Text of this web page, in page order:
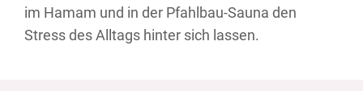
im Hamam und in der Pfahlbau-Sauna den
Stress des Alltags hinter sich lassen.